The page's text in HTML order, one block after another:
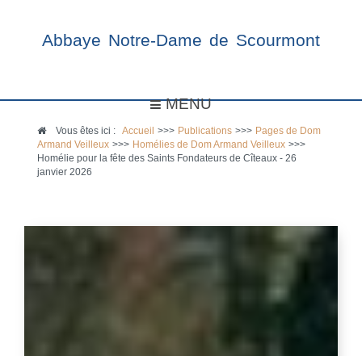
Abbaye Notre-Dame de Scourmont
MENU
Vous êtes ici :Accueil >>> Publications >>> Pages de Dom
Armand Veilleux >>> Homélies de Dom Armand Veilleux >>>
Homélie pour la fête des Saints Fondateurs de Cîteaux - 26
janvier 2026